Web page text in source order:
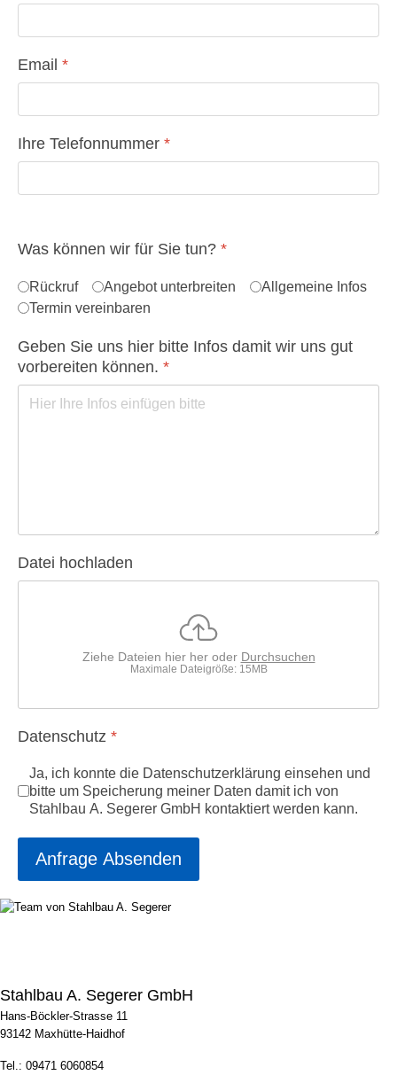
Email *
Ihre Telefonnummer *
Was können wir für Sie tun? *
Rückruf Angebot unterbreiten
Allgemeine Infos
Termin vereinbaren
Geben Sie uns hier bitte Infos damit wir uns gut
vorbereiten können. *
Datei hochladen
Ziehe Dateien hier her oder Durchsuchen
Maximale Dateigröße: 15MB
Datenschutz *
Ja, ich konnte die Datenschutzerklärung einsehen und
bitte um Speicherung meiner Daten damit ich von
Stahlbau A. Segerer GmbH kontaktiert werden kann.
Anfrage Absenden
Stahlbau A. Segerer GmbH
Hans-Böckler-Strasse 11
93142 Maxhütte-Haidhof
Tel.: 09471 6060854